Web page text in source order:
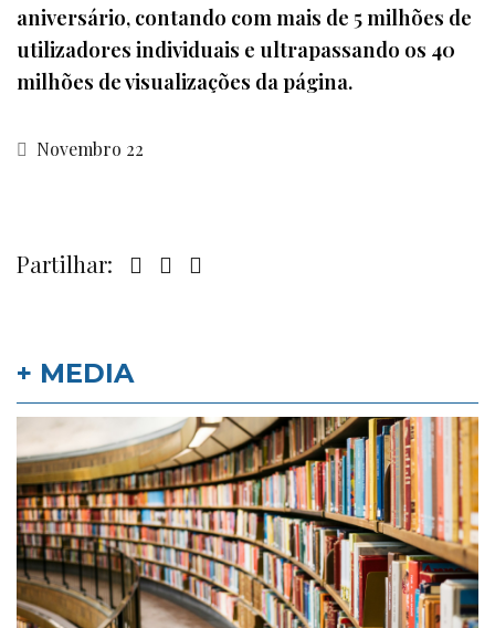
aniversário, contando com mais de 5 milhões de
utilizadores individuais e ultrapassando os 40
milhões de visualizações da página.
Novembro 22
Partilhar:
+ MEDIA